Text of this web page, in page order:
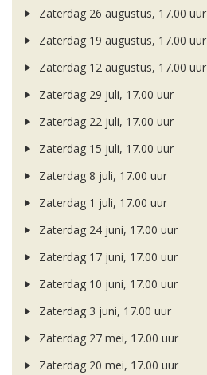
Zaterdag 26 augustus, 17.00 uur
Zaterdag 19 augustus, 17.00 uur
Zaterdag 12 augustus, 17.00 uur
Zaterdag 29 juli, 17.00 uur
Zaterdag 22 juli, 17.00 uur
Zaterdag 15 juli, 17.00 uur
Zaterdag 8 juli, 17.00 uur
Zaterdag 1 juli, 17.00 uur
Zaterdag 24 juni, 17.00 uur
Zaterdag 17 juni, 17.00 uur
Zaterdag 10 juni, 17.00 uur
Zaterdag 3 juni, 17.00 uur
Zaterdag 27 mei, 17.00 uur
Zaterdag 20 mei, 17.00 uur